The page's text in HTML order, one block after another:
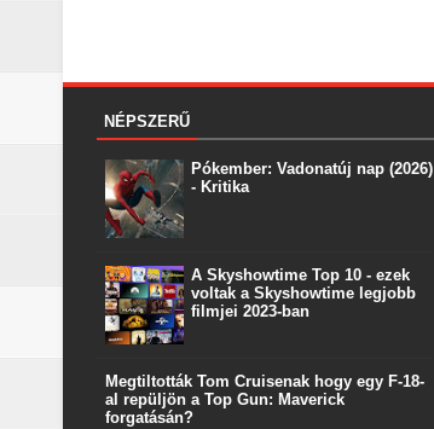
NÉPSZERŰ
Pókember: Vadonatúj nap (2026)
- Kritika
A Skyshowtime Top 10 - ezek
voltak a Skyshowtime legjobb
filmjei 2023-ban
Megtiltották Tom Cruisenak hogy egy F-18-
al repüljön a Top Gun: Maverick
forgatásán?